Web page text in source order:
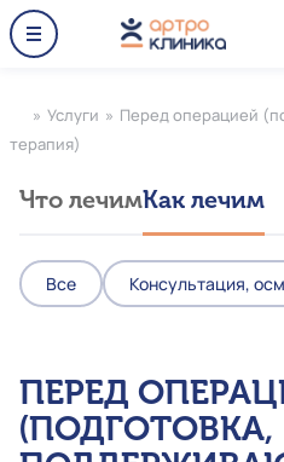
» Услуги » Перед операцией
терапия)
Что лечимКак лечим
Все Консультация,
ПЕРЕД
(ПОДГОТОВКА,